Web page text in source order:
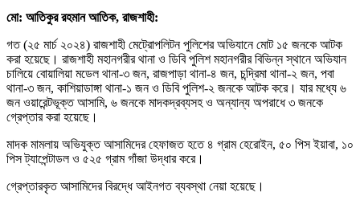
মো: আতিকুর রহমান আতিক, রাজশাহী:
গত (২৫ মার্চ ২০২৪) রাজশাহী মেট্রোপলিটন পুলিশের অভিযানে মোট ১৫ জনকে আটক
করা হয়েছে। রাজশাহী মহানগরীর থানা ও ডিবি পুলিশ মহানগরীর বিভিন্ন স্থানে অভিযান
চালিয়ে বোয়ালিয়া মডেল থানা-৩ জন, রাজপাড়া থানা-৪ জন, চন্দ্রিমা থানা-২ জন, পবা
থানা-৩ জন, কাশিয়াডাঙ্গা থানা-১ জন ও ডিবি পুলিশ-২ জনকে আটক করে। যার মধ্যে ৬
জন ওয়ারেন্টভূক্ত আসামি, ৬ জনকে মাদকদ্রব্যসহ ও অন্যান্য অপরাধে ৩ জনকে
গ্রেপ্তার করা হয়েছে।
মাদক মামলায় অভিযুক্ত আসামিদের হেফাজত হতে ৪ গ্রাম হেরোইন, ৫০ পিস ইয়াবা, ১০
পিস ট্যাপেন্টাডল ও ৫২৫ গ্রাম গাঁজা উদ্ধার করে।
গ্রেপ্তারকৃত আসামিদের বিরদ্ধে আইনগত ব্যবস্থা নেয়া হয়েছে।